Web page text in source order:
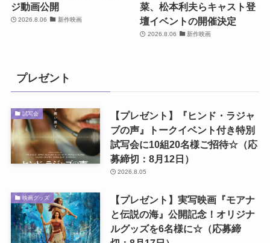
ジ動画公開
2026.8.06 新作映画
菜、松本利夫らキャスト登
壇イベントの開催決定
2026.8.06 新作映画
プレゼント
試写会
【プレゼント】『ヒンド・ラジャ
ブの声』トークイベント付き特別
試写会に10組20名様ご招待☆（応
募締切：8月12日）
2026.8.05
映画グッズ
【プレゼント】実写映画『モアナ
と伝説の海』公開記念！オリジナ
ルグッズを6名様に☆（応募締